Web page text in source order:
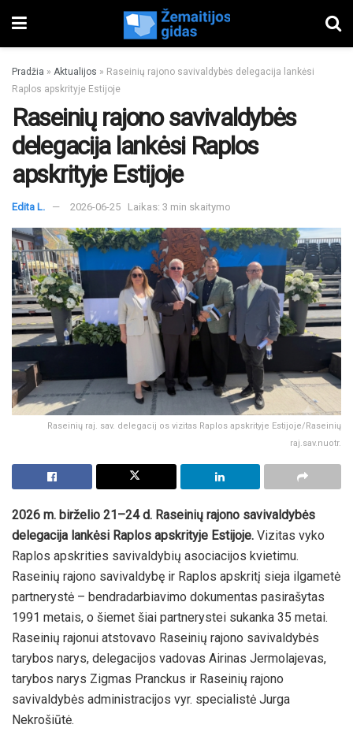
Pradžia » Aktualijos » Raseinių rajono savivaldybės delegacija lankėsi
Raplos apskrityje Estijoje
Raseinių rajono savivaldybės
delegacija lankėsi Raplos
apskrityje Estijoje
Edita L. 2026-06-25 Laikas: 3 min skaitymo
Raseinių raj. sav. delegacij os vizitas Raplos apskrityje Estijoje/Raseinių
raj.sav.nuotr.
2026 m. birželio 21–24 d. Raseinių rajono savivaldybės
delegacija lankėsi Raplos apskrityje Estijoje. Vizitas vyko
Raplos apskrities savivaldybių asociacijos kvietimu.
Raseinių rajono savivaldybę ir Raplos apskritį sieja ilgametė
partnerystė – bendradarbiavimo dokumentas pasirašytas
1991 metais, o šiemet šiai partnerystei sukanka 35 metai.
Raseinių rajonui atstovavo Raseinių rajono savivaldybės
tarybos narys, delegacijos vadovas Airinas Jermolajevas,
tarybos narys Zigmas Pranckus ir Raseinių rajono
savivaldybės administracijos vyr. specialistė Jurga
Nekrošiūtė.